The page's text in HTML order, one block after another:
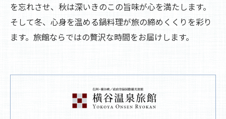
を忘れさせ、秋は深いきのこの旨味が心を満たします。
そして冬、心身を温める鍋料理が旅の締めくくりを彩り
ます。旅館ならではの贅沢な時間をお届けします。